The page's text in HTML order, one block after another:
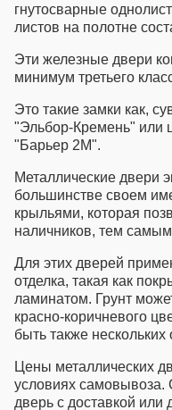
гнутосварные
листов на полотне
Эти железные двери
минимум третьего
Это такие замки как,
"Эльбор-Кремень" или
"Барьер 2М".
Металлические двери
большинстве своем
крыльями, которая
наличников, тем
Для этих дверей
отделка, такая как
ламинатом. Грунт
красно-коричневого
быть также нескольких
Цены металлических
условиях самовывоза.
дверь с доставкой или